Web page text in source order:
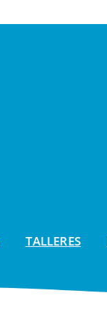
TALLERES